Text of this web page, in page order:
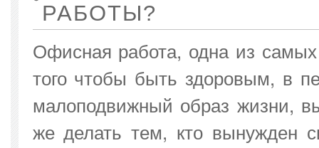
РАБОТЫ?
Офисная работа, одна из
того чтобы быть здоровым, в
малоподвижный образ жизни,
же делать тем, кто вынужден